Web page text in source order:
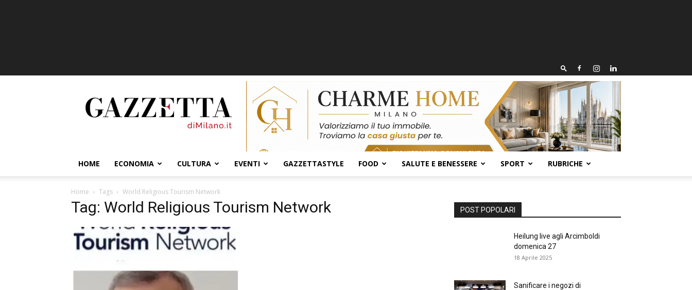
HOME ECONOMIA CULTURA EVENTI GAZZETTASTYLE FOOD SALUTE E BENESSERE SPORT RUBRICHE
Home Tags World Religious Tourism Network
Tag: World Religious Tourism Network POST POPOLARI
Heilung live agli Arcimboldi
domenica 27
18 Aprile 2025
Sanificare i negozi di